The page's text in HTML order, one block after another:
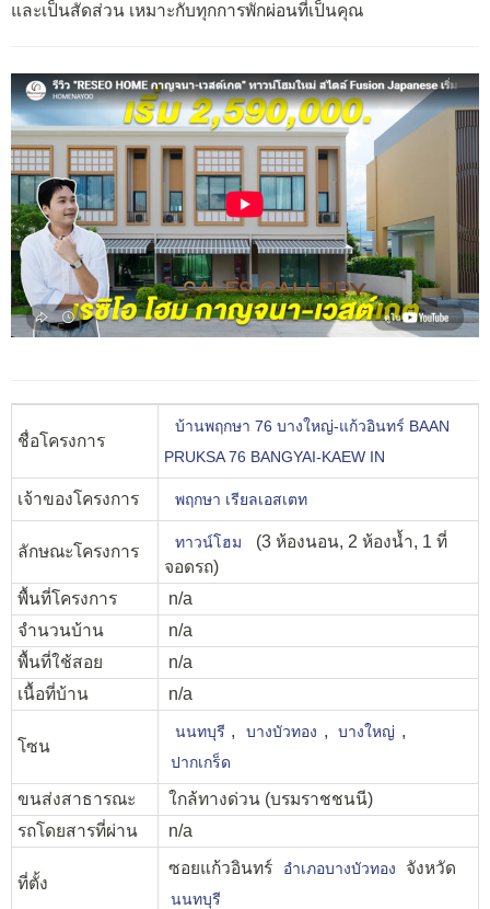
และเป็นสัดส่วน เหมาะกับทุกการพักผ่อนที่เป็นคุณ
ชื่อโครงการ
บ้านพฤกษา 76 บางใหญ่-แก้วอินทร์ BAAN
PRUKSA 76 BANGYAI-KAEW IN
เจ้าของโครงการ พฤกษา เรียลเอสเตท
ลักษณะโครงการ ทาวน์โฮม
(3 ห้องนอน, 2 ห้องน้ำ, 1 ที่
จอดรถ)
พื้นที่โครงการ
n/a
จำนวนบ้าน
n/a
พื้นที่ใช้สอย
n/a
เนื้อที่บ้าน
n/a
โซน
นนทบุรี , บางบัวทอง , บางใหญ่ ,
ปากเกร็ด
ขนส่งสาธารณะ
ใกล้ทางด่วน (บรมราชชนนี)
รถโดยสารที่ผ่าน
n/a
ที่ตั้ง
ซอยแก้วอินทร์ อำเภอบางบัวทอง จังหวัด
นนทบุรี